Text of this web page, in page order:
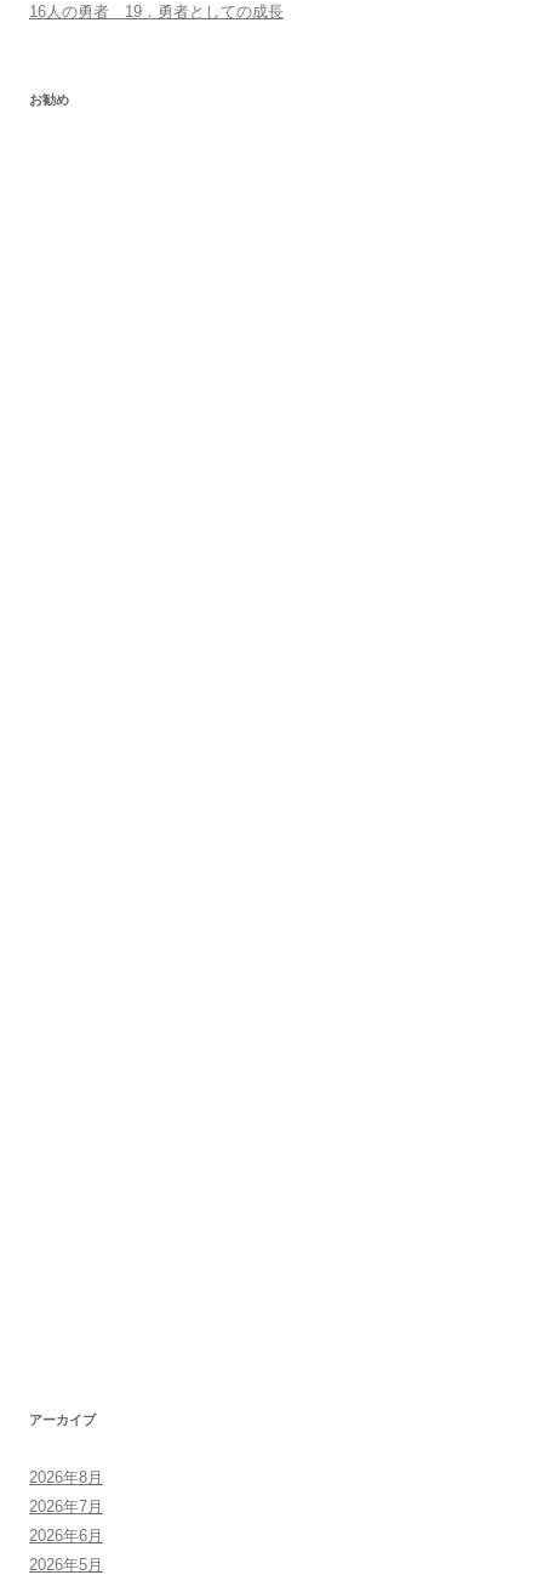
16人の勇者 19．勇者としての成長
お勧め
アーカイブ
2026年8月
2026年7月
2026年6月
2026年5月